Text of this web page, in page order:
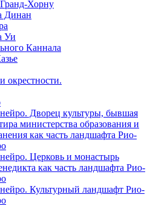
Хорну
Динан
Уи
Каннала
окрестности.
Дворец культуры, бывшая
министерства образования и
как часть ландшафта Рио-
Церковь и монастырь
как часть ландшафта Рио-
Культурный ландшафт Рио-